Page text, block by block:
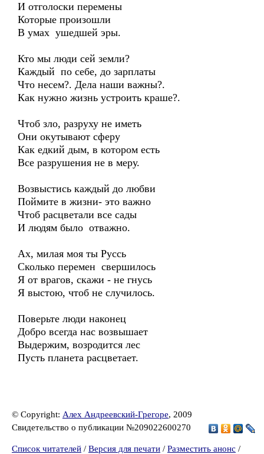
И отголоски перемены
Которые произошли
В умах ушедшей эры.
Кто мы люди сей земли?
Каждый по себе, до зарплаты
Что несем?. Дела наши важны?.
Как нужно жизнь устроить краше?.
Чтоб зло, разруху не иметь
Они окутывают сферу
Как едкий дым, в котором есть
Все разрушения не в меру.
Возвыстись каждый до любви
Поймите в жизни- это важно
Чтоб расцветали все сады
И людям было отважно.
Ах, милая моя ты Руссь
Сколько перемен свершилось
Я от врагов, скажи - не гнусь
Я выстою, чтоб не случилось.
Поверьте люди наконец
Добро всегда нас возвышает
Выдержим, возродится лес
Пусть планета расцветает.
© Copyright: Алех Андреевский-Грегоре, 2009
Свидетельство о публикации №209022600270
Список читателей / Версия для печати / Разместить анонс /